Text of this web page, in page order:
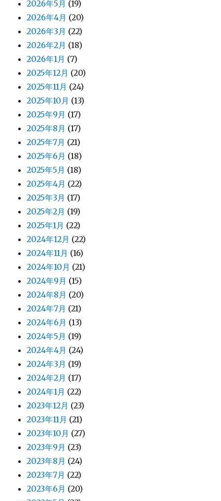
2026年5月 (19)
2026年4月 (20)
2026年3月 (22)
2026年2月 (18)
2026年1月 (7)
2025年12月 (20)
2025年11月 (24)
2025年10月 (13)
2025年9月 (17)
2025年8月 (17)
2025年7月 (21)
2025年6月 (18)
2025年5月 (18)
2025年4月 (22)
2025年3月 (17)
2025年2月 (19)
2025年1月 (22)
2024年12月 (22)
2024年11月 (16)
2024年10月 (21)
2024年9月 (15)
2024年8月 (20)
2024年7月 (21)
2024年6月 (13)
2024年5月 (19)
2024年4月 (24)
2024年3月 (19)
2024年2月 (17)
2024年1月 (22)
2023年12月 (23)
2023年11月 (21)
2023年10月 (27)
2023年9月 (23)
2023年8月 (24)
2023年7月 (22)
2023年6月 (20)